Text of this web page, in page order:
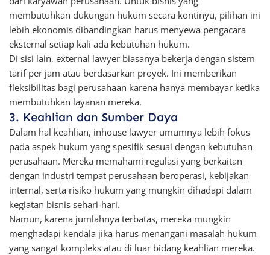
membutuhkan dukungan hukum secara kontinyu, pilihan ini
lebih ekonomis dibandingkan harus menyewa pengacara
eksternal setiap kali ada kebutuhan hukum.
Di sisi lain, external lawyer biasanya bekerja dengan sistem
tarif per jam atau berdasarkan proyek. Ini memberikan
fleksibilitas bagi perusahaan karena hanya membayar ketika
membutuhkan layanan mereka.
3. Keahlian dan Sumber Daya
Dalam hal keahlian, inhouse lawyer umumnya lebih fokus
pada aspek hukum yang spesifik sesuai dengan kebutuhan
perusahaan. Mereka memahami regulasi yang berkaitan
dengan industri tempat perusahaan beroperasi, kebijakan
internal, serta risiko hukum yang mungkin dihadapi dalam
kegiatan bisnis sehari-hari.
Namun, karena jumlahnya terbatas, mereka mungkin
menghadapi kendala jika harus menangani masalah hukum
yang sangat kompleks atau di luar bidang keahlian mereka.